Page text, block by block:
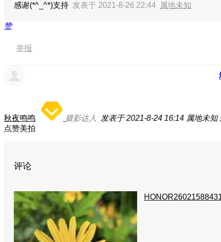
感谢(*^_^*)支持 发表于 2021-8-26 22:44 属地未知
赞
举报
秋夜鸣鸣 摄影达人 发表于 2021-8-24 16:14 属地未知
点赞美拍
评论